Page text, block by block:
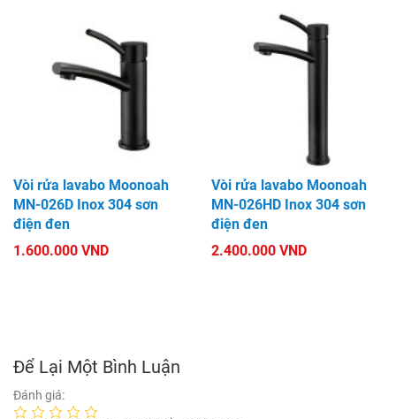
Vòi rửa lavabo Moonoah
MN-026D Inox 304 sơn
điện đen
1.600.000 VND
Vòi rửa lavabo Moonoah
MN-026HD Inox 304 sơn
điện đen
2.400.000 VND
Để Lại Một Bình Luận
Đánh giá: